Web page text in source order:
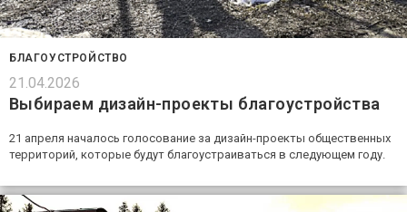
БЛАГОУСТРОЙСТВО
21.04.2026
Выбираем дизайн-проекты благоустройства
21 апреля началось голосование за дизайн-проекты общественных
территорий, которые будут благоустраиваться в следующем году.